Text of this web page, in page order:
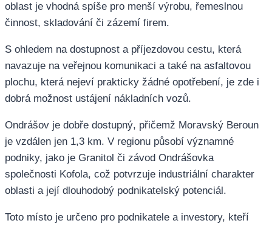
oblast je vhodná spíše pro menší výrobu, řemeslnou
činnost, skladování či zázemí firem.
S ohledem na dostupnost a příjezdovou cestu, která
navazuje na veřejnou komunikaci a také na asfaltovou
plochu, která nejeví prakticky žádné opotřebení, je zde i
dobrá možnost ustájení nákladních vozů.
Ondrášov je dobře dostupný, přičemž Moravský Beroun
je vzdálen jen 1,3 km. V regionu působí významné
podniky, jako je Granitol či závod Ondrášovka
společnosti Kofola, což potvrzuje industriální charakter
oblasti a její dlouhodobý podnikatelský potenciál.
Toto místo je určeno pro podnikatele a investory, kteří